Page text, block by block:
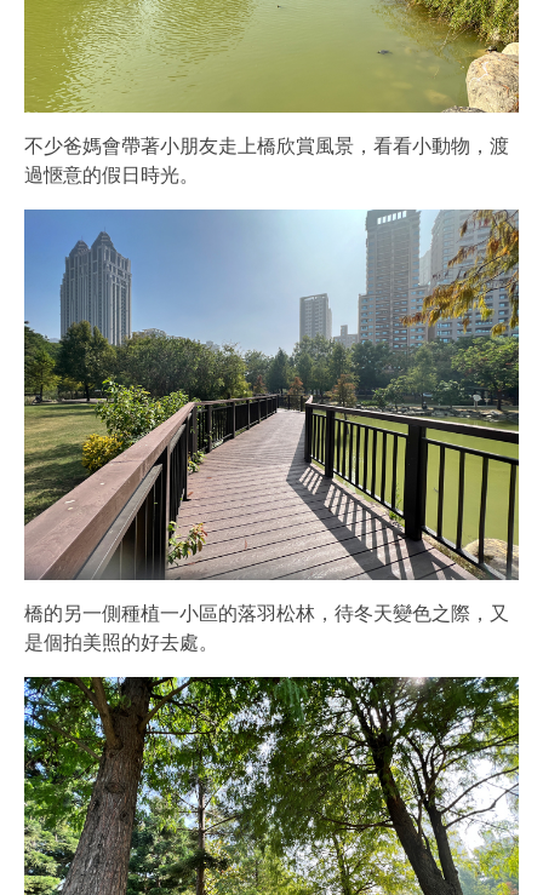
不少爸媽會帶著小朋友走上橋欣賞風景，看看小動物，渡
過愜意的假日時光。
橋的另一側種植一小區的落羽松林，待冬天變色之際，又
是個拍美照的好去處。